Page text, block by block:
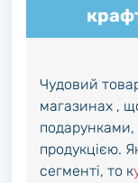
Чудовий
магазинах ,
продукцією.
сегменті, то к